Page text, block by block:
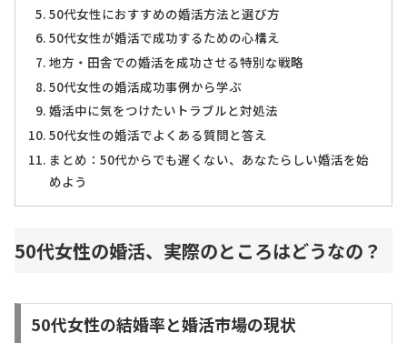
50代女性におすすめの婚活方法と選び方
50代女性が婚活で成功するための心構え
地方・田舎での婚活を成功させる特別な戦略
50代女性の婚活成功事例から学ぶ
婚活中に気をつけたいトラブルと対処法
50代女性の婚活でよくある質問と答え
まとめ：50代からでも遅くない、あなたらしい婚活を始
めよう
50代女性の婚活、実際のところはどうなの？
50代女性の結婚率と婚活市場の現状